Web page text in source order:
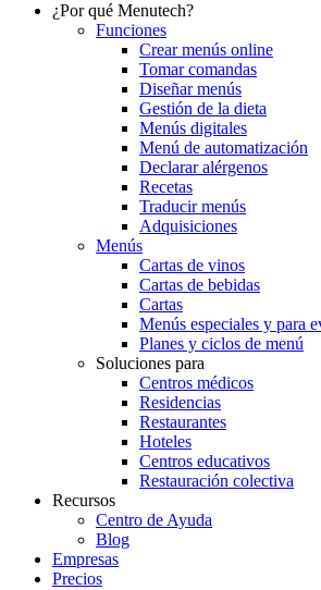
navigation
¿Por qué Menutech?
Funciones
Crear menús online
Tomar comandas
Diseñar menús
Gestión de la dieta
Menús digitales
Menú de automatización
Declarar alérgenos
Recetas
Traducir menús
Adquisiciones
Menús
Cartas de vinos
Cartas de bebidas
Cartas
Menús especiales y para
Planes y ciclos de menú
Soluciones para
Centros médicos
Residencias
Restaurantes
Hoteles
Centros educativos
Restauración colectiva
Recursos
Centro de Ayuda
Blog
Empresas
Precios